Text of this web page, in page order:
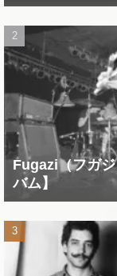
Fugazi（フガ
バム】